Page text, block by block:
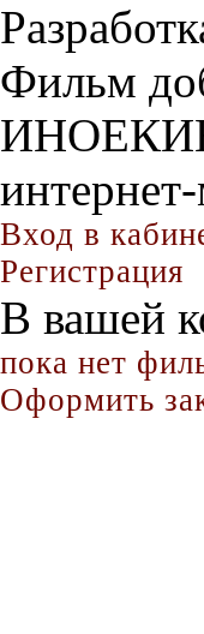
Фильм
Вход в
Регистрация
В вашей
пока нет
Оформить